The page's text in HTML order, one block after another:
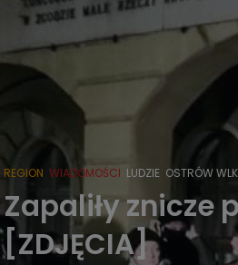
REGION WIADOMOŚCI LUDZIE OSTRÓW
Zapaliły znicze
[ZDJĘCIA]